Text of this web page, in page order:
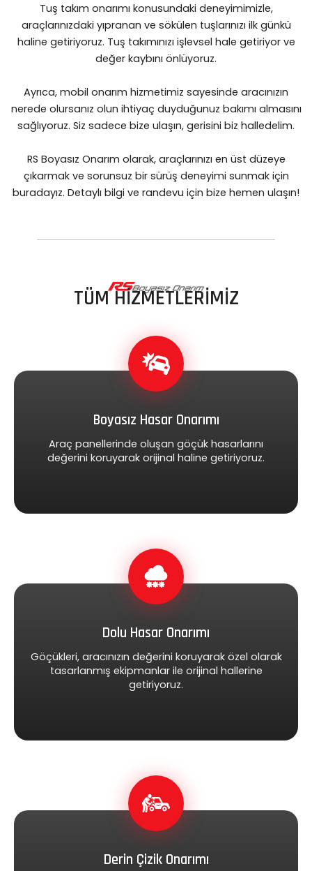
Tuş takım onarımı konusundaki deneyimimizle,
araçlarınızdaki yıpranan ve sökülen tuşlarınızı ilk günkü
haline getiriyoruz. Tuş takımınızı işlevsel hale getiriyor ve
değer kaybını önlüyoruz.
Ayrıca, mobil onarım hizmetimiz sayesinde aracınızın
nerede olursanız olun ihtiyaç duyduğunuz bakımı almasını
sağlıyoruz. Siz sadece bize ulaşın, gerisini biz halledelim.
RS Boyasız Onarım olarak, araçlarınızı en üst düzeye
çıkarmak ve sorunsuz bir sürüş deneyimi sunmak için
buradayız. Detaylı bilgi ve randevu için bize hemen ulaşın!
TÜM HİZMETLERİMİZ
Boyasız Hasar Onarımı
Araç panellerinde oluşan göçük hasarlarını
değerini koruyarak orijinal haline getiriyoruz.
Dolu Hasar Onarımı
Göçükleri, aracınızın değerini koruyarak özel olarak
tasarlanmış ekipmanlar ile orijinal hallerine
getiriyoruz.
Derin Çizik Onarımı